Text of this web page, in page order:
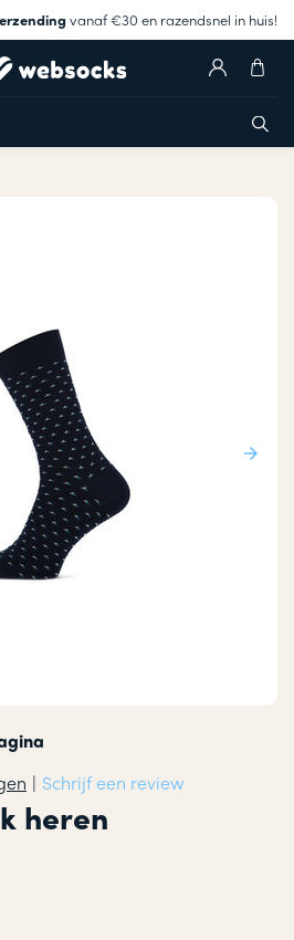
vanaf €30 en razendsnel in huis!
| Schrijf een review
heren